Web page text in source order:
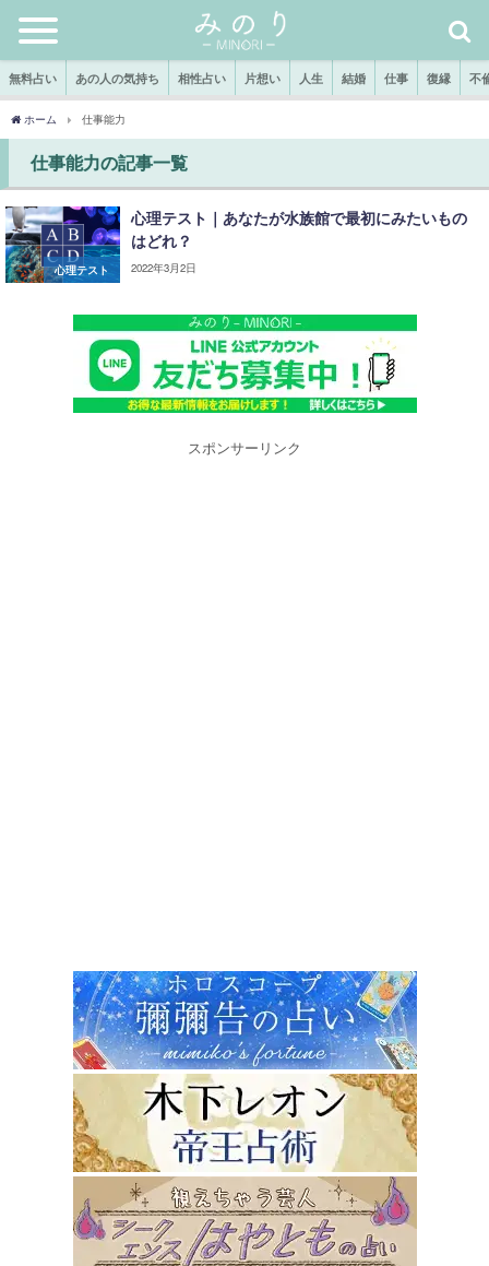
無料占い あの人の気持ち 相性占い 片想い 人生 結婚 仕事 復縁 不
ホーム 仕事能力
仕事能力の記事一覧
心理テスト
心理テスト｜あなたが水族館で最初にみたいもの
はどれ？
2022年3月2日
スポンサーリンク